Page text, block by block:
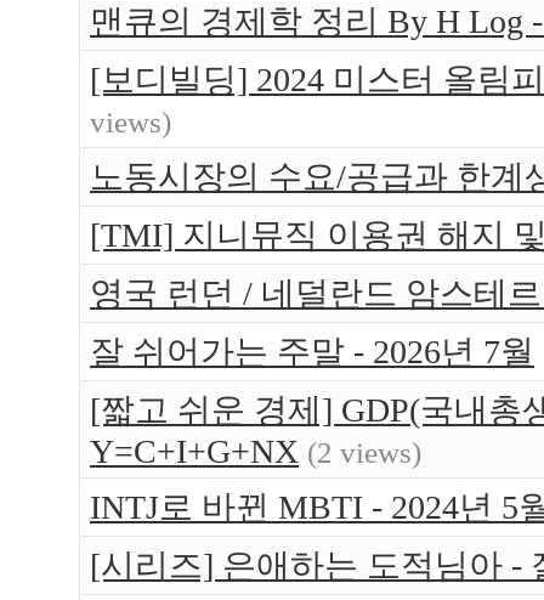
맨큐의 경제학 정리 By H Log
[보디빌딩] 2024 미스터 올림
views)
노동시장의 수요/공급과 한계
[TMI] 지니뮤직 이용권 해지
영국 런던 / 네덜란드 암스테
잘 쉬어가는 주말 - 2026년 7월
[짧고 쉬운 경제] GDP(국내총
Y=C+I+G+NX (2 views)
INTJ로 바뀐 MBTI - 2024년 5
[시리즈] 은애하는 도적님아 -